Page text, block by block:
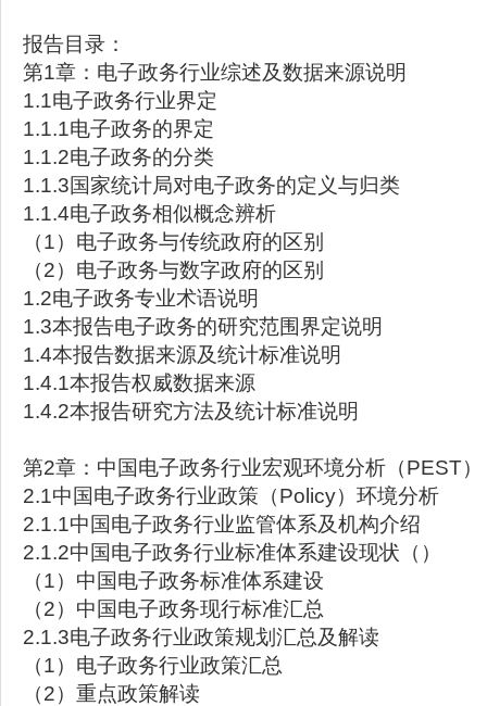
报告目录：
第1章：电子政务行业综述及数据来源说明
1.1电子政务行业界定
1.1.1电子政务的界定
1.1.2电子政务的分类
1.1.3国家统计局对电子政务的定义与归类
1.1.4电子政务相似概念辨析
（1）电子政务与传统政府的区别
（2）电子政务与数字政府的区别
1.2电子政务专业术语说明
1.3本报告电子政务的研究范围界定说明
1.4本报告数据来源及统计标准说明
1.4.1本报告权威数据来源
1.4.2本报告研究方法及统计标准说明
第2章：中国电子政务行业宏观环境分析（PEST）
2.1中国电子政务行业政策（Policy）环境分析
2.1.1中国电子政务行业监管体系及机构介绍
2.1.2中国电子政务行业标准体系建设现状（）
（1）中国电子政务标准体系建设
（2）中国电子政务现行标准汇总
2.1.3电子政务行业政策规划汇总及解读
（1）电子政务行业政策汇总
（2）重点政策解读